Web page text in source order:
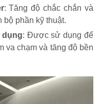
: Tăng độ chắc chắn và
bộ phần kỹ thuật.
dụng: Được sử dụng để
va chạm và tăng độ bền